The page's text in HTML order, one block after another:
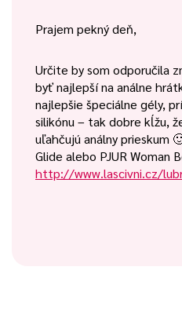
Prajem pekný deň,
Určite by som odporučila
byť najlepší na análne
najlepšie špeciálne gély,
silikónu – tak dobre kĺžu,
uľahčujú análny prieskum
Glide alebo PJUR Woman
http://www.lascivni.cz/